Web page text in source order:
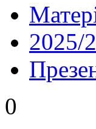
2025/
0